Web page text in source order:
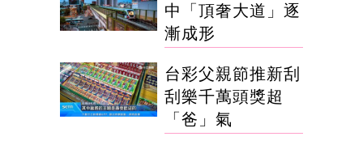
中「頂奢大道」逐
漸成形
台彩父親節推新刮
刮樂千萬頭獎超
「爸」氣